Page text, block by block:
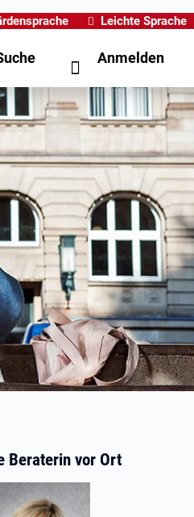
Leichte Sprache
Anmelden
Beraterin vor Ort